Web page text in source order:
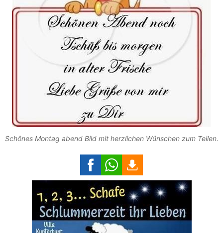
Schönes Montag abend Bild mit herzlichen Wünschen zum Teilen.